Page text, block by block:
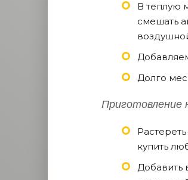
В теплую
смешать
Долго
Приготовление
купить
Добавить